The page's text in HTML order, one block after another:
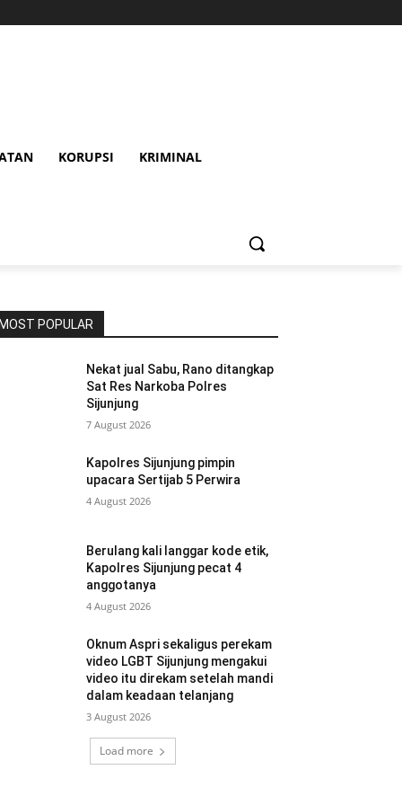
KORUPSI KRIMINAL
MOST POPULAR
Nekat jual Sabu, Rano ditangkap
Sat Res Narkoba Polres
Sijunjung
7 August 2026
Kapolres Sijunjung pimpin
upacara Sertijab 5 Perwira
4 August 2026
Berulang kali langgar kode etik,
Kapolres Sijunjung pecat 4
anggotanya
4 August 2026
Oknum Aspri sekaligus perekam
video LGBT Sijunjung mengakui
video itu direkam setelah mandi
dalam keadaan telanjang
3 August 2026
Load more